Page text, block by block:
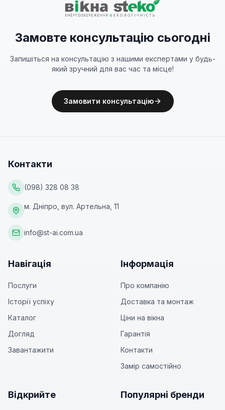
Замовте консультацію сьогодні
Запишіться на консультацію з нашими експертами у будь-
який зручний для вас час та місце!
Замовити консультацію
Контакти
(098) 328 08 38
м. Дніпро, вул. Артельна, 11
info@st-ai.com.ua
Навігація
Послуги
Історії успіху
Каталог
Догляд
Завантажити
Інформація
Про компанію
Доставка та монтаж
Ціни на вікна
Гарантія
Контакти
Замір самостійно
Відкрийте Популярні бренди